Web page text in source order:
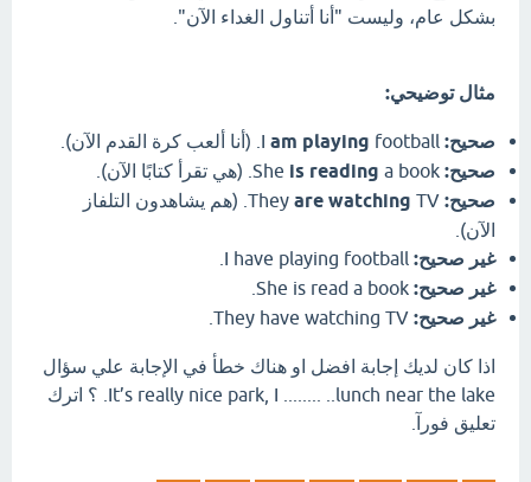
بشكل عام، وليست "أنا أتناول الغداء الآن".
مثال توضيحي:
صحيح: am playing football. (أنا ألعب كرة القدم الآن).
صحيح: is reading a book. (هي تقرأ كتابًا الآن).
صحيح: are watching
TV. (هم يشاهدون التلفاز
الآن).
غير صحيح:
غير صحيح:
غير صحيح:
اذا كان لديك إجابة افضل او هناك خطأ في الإجابة علي سؤال
It’s really nice park, I ........ ..lunch near the lake. ؟ اترك
تعليق فورآ.